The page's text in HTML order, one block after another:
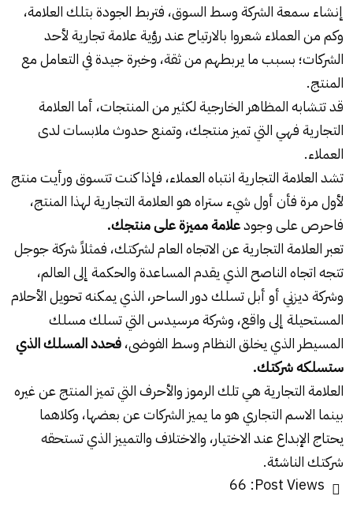
إنشاء سمعة الشركة وسط السوق، فتربط الجودة بتلك العلامة،
وكم من العملاء شعروا بالارتياح عند رؤية علامة تجارية لأحد
الشركات؛ بسبب ما يربطهم من ثقة، وخبرة جيدة في التعامل مع
المنتج.
قد تتشابه المظاهر الخارجية لكثير من المنتجات، أما العلامة
التجارية فهي التي تميز منتجك، وتمنع حدوث ملابسات لدى
العملاء.
تشد العلامة التجارية انتباه العملاء، فإذا كنت تتسوق ورأيت منتج
لأول مرة فأن أول شيء ستراه هو العلامة التجارية لهذا المنتج،
فاحرص على وجودعلامة مميزة على منتجك.
تعبر العلامة التجارية عن الاتجاه العام لشركتك، فمثلاً شركة جوجل
تتجه اتجاه الناصح الذي يقدم المساعدة والحكمة إلى العالم،
وشركة ديزني أو أبل تسلك دور الساحر، الذي يمكنه تحويل الأحلام
المستحيلة إلى واقع، وشركة مرسيدس التي تسلك مسلك
المسيطر الذي يخلق النظام وسط الفوضى،فحدد المسلك الذي
ستسلكه شركتك.
العلامة التجارية هي تلك الرموز والأحرف التي تميز المنتج عن غيره
بينما الاسم التجاري هو ما يميز الشركات عن بعضها، وكلاهما
يحتاج الإبداع عند الاختيار، والاختلاف والتمييز الذي تستحقه
شركتك الناشئة.
Post Views:
66